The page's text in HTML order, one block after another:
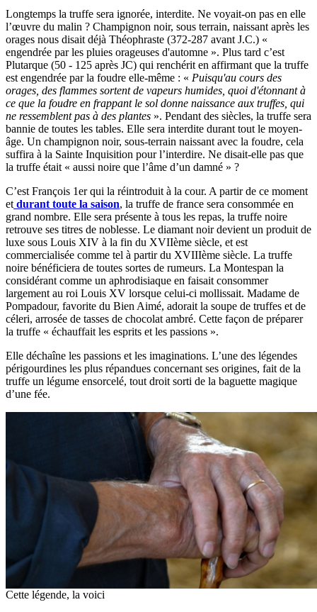
Longtemps la truffe sera ignorée, interdite. Ne voyait-on pas en elle
l’œuvre du malin ? Champignon noir, sous terrain, naissant après les
orages nous disait déjà Théophraste (372-287 avant J.C.) «
engendrée par les pluies orageuses d'automne ». Plus tard c’est
Plutarque (50 - 125 après JC) qui renchérit en affirmant que la truffe
est engendrée par la foudre elle-même : « Puisqu'au cours des
orages, des flammes sortent de vapeurs humides, quoi d'étonnant à
ce que la foudre en frappant le sol donne naissance aux truffes, qui
ne ressemblent pas à des plantes ». Pendant des siècles, la truffe sera
bannie de toutes les tables. Elle sera interdite durant tout le moyen-
âge. Un champignon noir, sous-terrain naissant avec la foudre, cela
suffira à la Sainte Inquisition pour l’interdire. Ne disait-elle pas que
la truffe était « aussi noire que l’âme d’un damné » ?
C’est François 1er qui la réintroduit à la cour. A partir de ce moment
etdurant toute la saison, la truffe de france sera consommée en
grand nombre. Elle sera présente à tous les repas, la truffe noire
retrouve ses titres de noblesse. Le diamant noir devient un produit de
luxe sous Louis XIV à la fin du XVIIème siècle, et est
commercialisée comme tel à partir du XVIIIème siècle. La truffe
noire bénéficiera de toutes sortes de rumeurs. La Montespan la
considérant comme un aphrodisiaque en faisait consommer
largement au roi Louis XV lorsque celui-ci mollissait. Madame de
Pompadour, favorite du Bien Aimé, adorait la soupe de truffes et de
céleri, arrosée de tasses de chocolat ambré. Cette façon de préparer
la truffe « échauffait les esprits et les passions ».
Elle déchaîne les passions et les imaginations. L’une des légendes
périgourdines les plus répandues concernant ses origines, fait de la
truffe un légume ensorcelé, tout droit sorti de la baguette magique
d’une fée.
Cette légende, la voici